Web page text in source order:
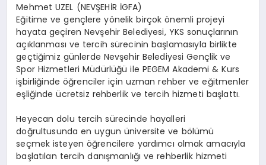
MAGAZIN
SAĞLIK
SPOR
TEKNOLOJI
Mehmet UZEL (NEVŞEHİR İGFA)
Eğitime ve gençlere yönelik birçok önemli projeyi
hayata geçiren Nevşehir Belediyesi, YKS sonuçlarının
açıklanması ve tercih sürecinin başlamasıyla birlikte
geçtiğimiz günlerde Nevşehir Belediyesi Gençlik ve
Spor Hizmetleri Müdürlüğü ile PEGEM Akademi & Kurs
işbirliğinde öğrenciler için uzman rehber ve eğitmenler
eşliğinde ücretsiz rehberlik ve tercih hizmeti başlattı.
Heyecan dolu tercih sürecinde hayalleri
doğrultusunda en uygun üniversite ve bölümü
seçmek isteyen öğrencilere yardımcı olmak amacıyla
başlatılan tercih danışmanlığı ve rehberlik hizmeti